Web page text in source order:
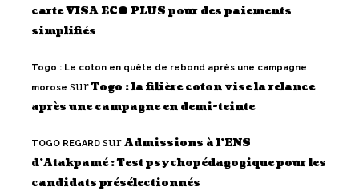
carte VISA ECO PLUS pour des paiements
simplifiés
Togo : Le coton en quête de rebond après une campagne
morose surTogo : la filière coton vise la relance
après une campagne en demi-teinte
TOGO REGARD surAdmissions à l’ENS
d’Atakpamé : Test psychopédagogique pour les
candidats présélectionnés